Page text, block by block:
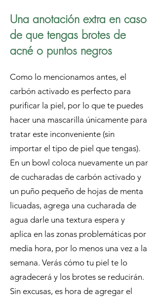
Una anotación extra en caso
de que tengas brotes de
acné o puntos negros
Como lo mencionamos antes, el
carbón activado es perfecto para
purificar la piel, por lo que te puedes
hacer una mascarilla únicamente para
tratar este inconveniente (sin
importar el tipo de piel que tengas).
En un bowl coloca nuevamente un par
de cucharadas de carbón activado y
un puño pequeño de hojas de menta
licuadas, agrega una cucharada de
agua darle una textura espera y
aplica en las zonas problemáticas por
media hora, por lo menos una vez a la
semana. Verás cómo tu piel te lo
agradecerá y los brotes se reducirán.
Sin excusas, es hora de agregar el